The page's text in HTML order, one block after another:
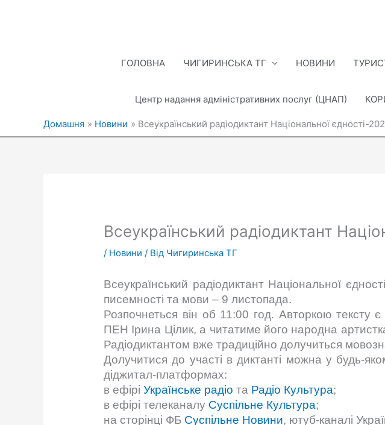
ГОЛОВНА ЧИГИРИНСЬКА ТГ НОВИНИ
Центр надання адміністративних послуг (ЦНАП)
Домашня Новини Всеукраїнський радіодиктант Національної єдності-
Всеукраїнський радіодиктант
/ Новини / Від Чигиринська ТГ
Всеукраїнський радіодиктант Національної
писемності та мови – 9 листопада.
Розпочнеться він об 11:00 год. Авторкою тексту
ПЕН Ірина Цілик, а читатиме його народна
Радіодиктантом вже традиційно долучиться
Долучитися до участі в диктанті можна у будь-
діджитал-платформах:
в ефіріУкраїнське радіо та Радіо Культура;
в ефірі телеканалу Суспільне Культура;
на сторінці ФБ Суспільне Новини, ютуб-каналі